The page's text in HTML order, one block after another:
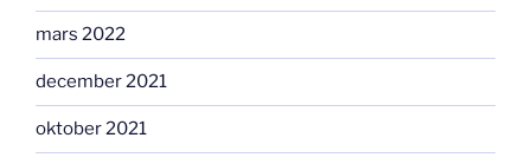
mars 2022
december 2021
oktober 2021